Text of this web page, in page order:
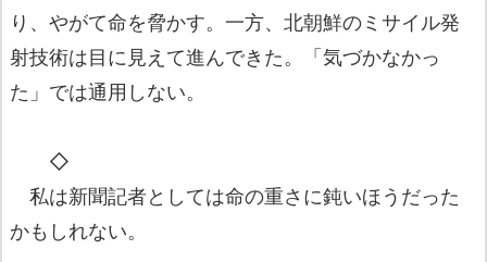
り、やがて命を脅かす。一方、北朝鮮のミサイル発
射技術は目に見えて進んできた。「気づかなかっ
た」では通用しない。
◇
私は新聞記者としては命の重さに鈍いほうだった
かもしれない。